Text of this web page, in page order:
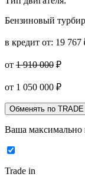
Бензиновый
в кредит от: 19 767
от 1 910 000 ₽
от 1 050 000 ₽
Обменять по
Ваша максимально
Trade in